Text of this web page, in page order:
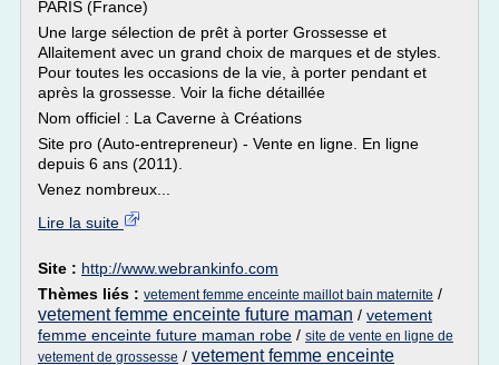
PARIS (France)
Une large sélection de prêt à porter Grossesse et
Allaitement avec un grand choix de marques et de styles.
Pour toutes les occasions de la vie, à porter pendant et
après la grossesse. Voir la fiche détaillée
Nom officiel : La Caverne à Créations
Site pro (Auto-entrepreneur) - Vente en ligne. En ligne
depuis 6 ans (2011).
Venez nombreux...
Lire la suite
Site : http://www.webrankinfo.com
Thèmes liés : vetement femme enceinte maillot bain maternite /
vetement femme enceinte future maman / vetement
femme enceinte future maman robe / site de vente en ligne de
vetement de grossesse / vetement femme enceinte